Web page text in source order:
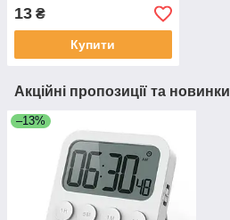
адаптер розетки черный
2207-00190
13 ₴
Купити
Акційні пропозиції та новинки
–13%